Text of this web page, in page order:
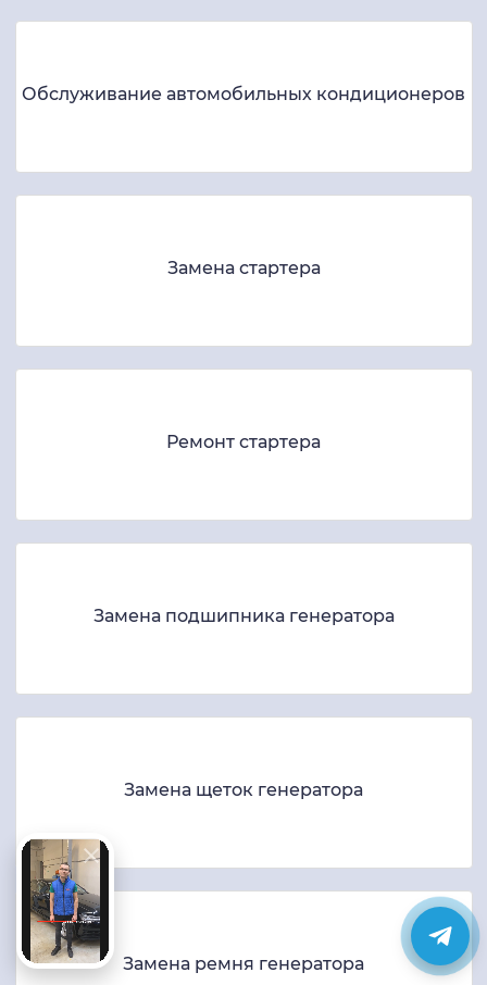
Обслуживание автомобильных кондиционеров
Замена стартера
Ремонт стартера
Замена подшипника генератора
Замена щеток генератора
Замена ремня генератора